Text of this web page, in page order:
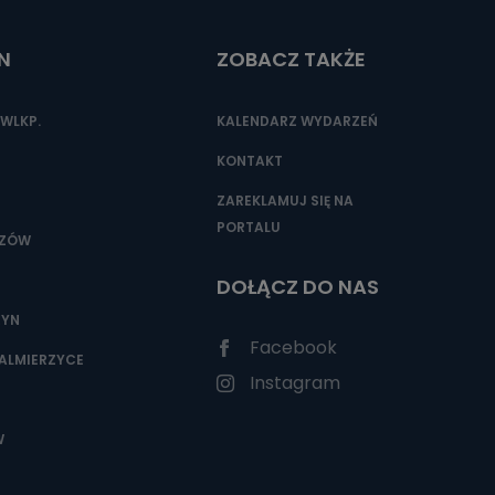
ze
ZOBACZ TAKŻE
KALENDARZ WYDARZEŃ
KONTAKT
ZAREKLAMUJ SIĘ NA
PORTALU
DOŁĄCZ DO NAS
Facebook
Instagram